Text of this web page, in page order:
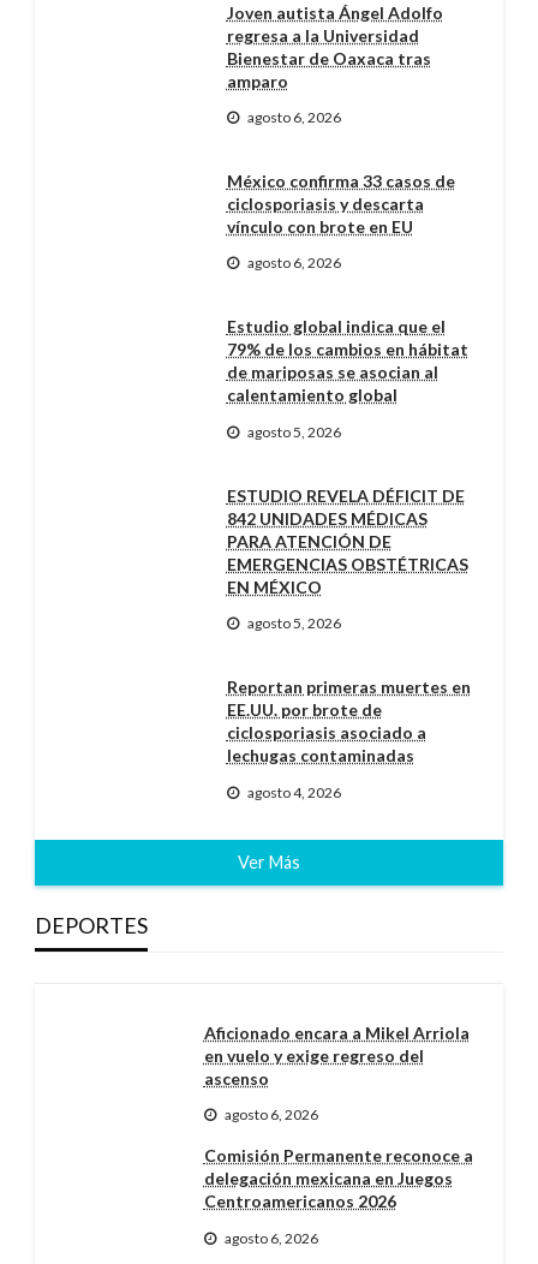
Joven autista Ángel Adolfo
regresa a la Universidad
Bienestar de Oaxaca tras
amparo
agosto 6, 2026
México confirma 33 casos de
ciclosporiasis y descarta
vínculo con brote en EU
agosto 6, 2026
Estudio global indica que el
79% de los cambios en hábitat
de mariposas se asocian al
calentamiento global
agosto 5, 2026
ESTUDIO REVELA DÉFICIT DE
842 UNIDADES MÉDICAS
PARA ATENCIÓN DE
EMERGENCIAS OBSTÉTRICAS
EN MÉXICO
agosto 5, 2026
Reportan primeras muertes en
EE.UU. por brote de
ciclosporiasis asociado a
lechugas contaminadas
agosto 4, 2026
Ver Más
DEPORTES
Aficionado encara a Mikel Arriola
en vuelo y exige regreso del
ascenso
agosto 6, 2026
Comisión Permanente reconoce a
delegación mexicana en Juegos
Centroamericanos 2026
agosto 6, 2026